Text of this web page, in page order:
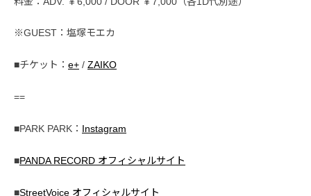
※GUEST：塩塚モエカ
■チケット： e+ / ZAIKO
==
■PARK PARK： Instagram
■PANDA RECORD オフィシャルサイト
■StreetVoice オフィシャルサイト